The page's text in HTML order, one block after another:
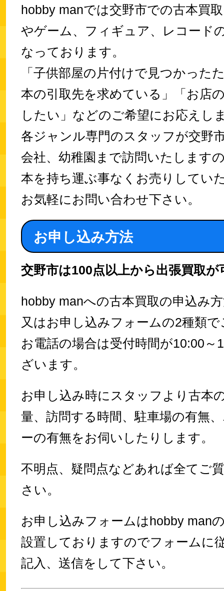
hobby manでは交野市での古本買
やゲーム、フィギュア、レコード
なっております。
「子供部屋の片付けで見つかった
本の引取先を求めている」「お店
したい」などのご希望にお応えし
各ジャンル専門のスタッフが交野
会社、幼稚園まで訪問いたします
本を持ち運ぶ事なくお売りしてい
お気軽にお問い合わせ下さい。
お申し込み方法
交野市は100点以上から出張買取が
hobby manへの古本買取の申込み
又はお申し込みフォームの2種類
お電話の場合は受付時間が10:00～
ざいます。
お申し込み時にスタッフより古本
量、訪問する時間、駐車場の有無
ーの有無をお伺いしたりします。
不明点、疑問点などあれば全てご
さい。
お申し込みフォームはhobby man
設置しておりますのでフォームに
記入、送信をして下さい。